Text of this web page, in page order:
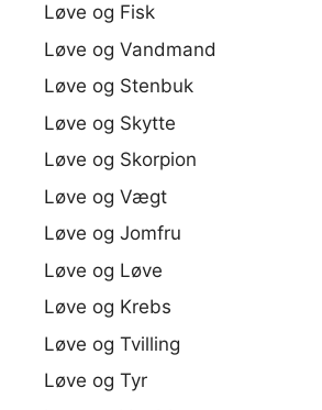
Løve og Fisk
Løve og Vandmand
Løve og Stenbuk
Løve og Skytte
Løve og Skorpion
Løve og Vægt
Løve og Jomfru
Løve og Løve
Løve og Krebs
Løve og Tvilling
Løve og Tyr